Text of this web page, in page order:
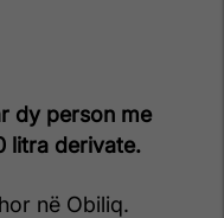
dy person me
litra derivate.
në Obiliq.